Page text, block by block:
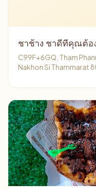
ชาช้าง ชาดีทีคุณต้อ
C99F+6GQ, Tham
Nakhon Si Thammarat